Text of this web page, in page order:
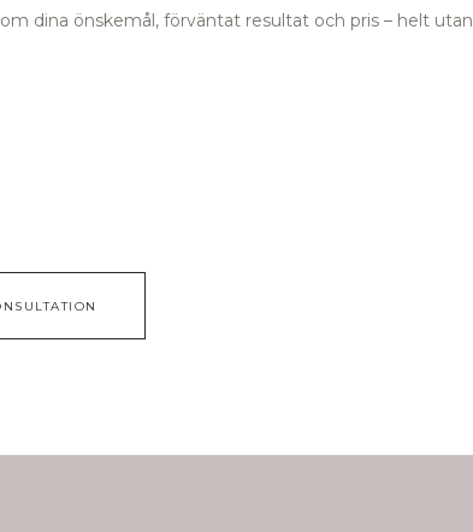
dina önskemål, förväntat resultat och pris – helt utan